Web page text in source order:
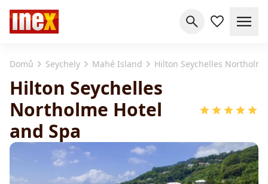
Domů Seychely Mahé Island Hilton Seychelles
Hilton Seychelles
Northolme Hotel
and Spa